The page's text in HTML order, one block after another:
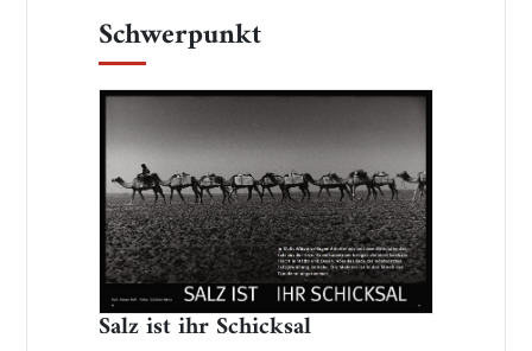
Schwerpunkt
Salz ist ihr Schicksal